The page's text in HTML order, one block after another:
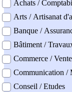
professionel
Achats /
Arts / Artisanat
Banque /
Bâtiment /
Commerce / Vente
Communication /
Conseil / Etudes